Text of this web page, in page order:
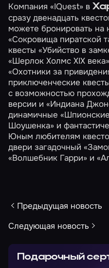
Компания «IQuest» в
сразу двенадцать
можете бронировать на
«Сокровища пиратской
квесты«Убийство в
«Шерлок Холмс XIX века»
«Охотники за
приключенческие
с возможностью
версии и«Индиана
динамичные
Шоушенка» и
Юным любителям
двери загадочный
«Волшебник Гарри» и
Предыдущая новость
Следующая новость
Подарочный